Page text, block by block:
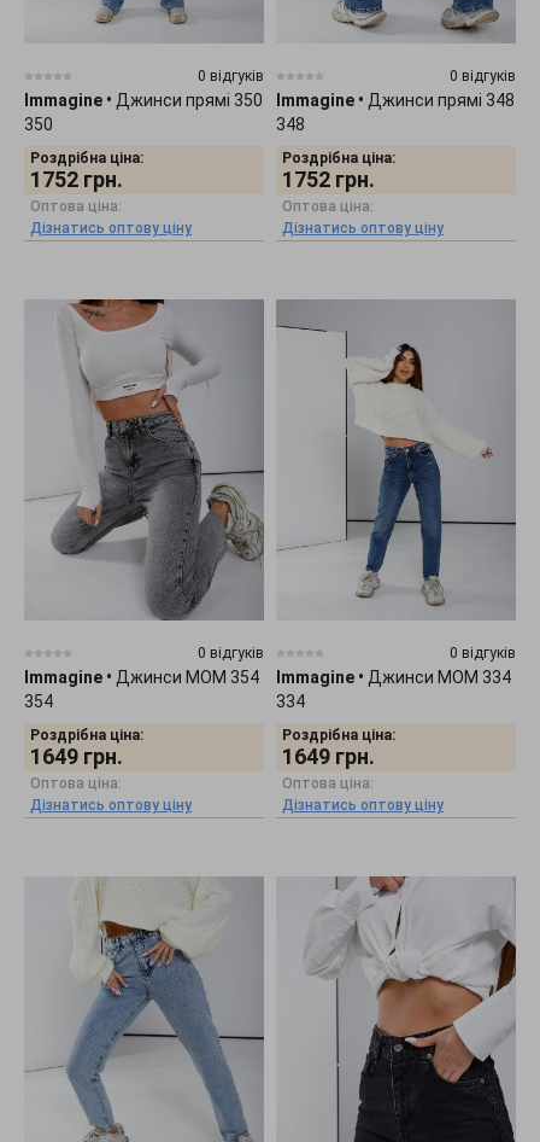
0 відгуків
Immagine • Джинси прямі 350
350
Роздрібна ціна:
1752 грн.
Оптова ціна:
Дізнатись оптову ціну
0 відгуків
Immagine • Джинси прямі 348
348
Роздрібна ціна:
1752 грн.
Оптова ціна:
Дізнатись оптову ціну
0 відгуків
Immagine • Джинси МОМ 354
354
Роздрібна ціна:
1649 грн.
Оптова ціна:
Дізнатись оптову ціну
0 відгуків
Immagine • Джинси МОМ 334
334
Роздрібна ціна:
1649 грн.
Оптова ціна:
Дізнатись оптову ціну